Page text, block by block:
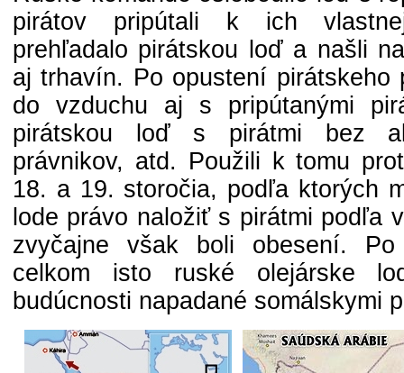
pirátov pripútali k ich
prehľadalo pirátskou loď a našli
aj trhavín. Po opustení pirátskeho
do vzduchu aj s pripútanými
pirátskou loď s pirátmi bez
právnikov, atd. Použili k tomu
18. a 19. storočia, podľa ktorých
lode právo naložiť s pirátmi podľa
zvyčajne však boli obesení. Po
celkom isto ruské olejárske
budúcnosti napadané somálskymi